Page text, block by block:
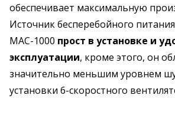
обеспечивает максимальную
Источник бесперебойного
MAC-1000 прост в установке и
эксплуатации, кроме этого, он
значительно меньшим уровнем
установки 6-скоростного